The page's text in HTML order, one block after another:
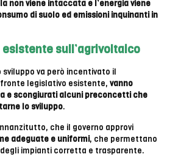
non viene intaccata e l’energia viene
di suolo ed emissioni inquinanti in
sull’agrivoltaico
va però incentivato il
legislativo esistente, vanno
e scongiurati alcuni preconcetti che
lo sviluppo.
che il governo approvi
adeguate e uniformi, che permettano
impianti corretta e trasparente.